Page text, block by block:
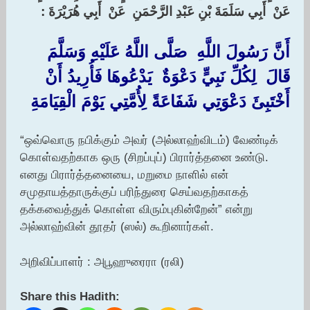
‏عَنْ ‏ ‏أَبِي سَلَمَةَ بْنِ عَبْدِ الرَّحْمَنِ ‏ ‏عَنْ ‏ ‏أَبِي هُرَيْرَةَ ‏:‏
‏أَنَّ رَسُولَ اللَّهِ ‏ ‏صَلَّى اللَّهُ عَلَيْهِ وَسَلَّمَ ‏
‏قَالَ ‏ ‏لِكُلِّ نَبِيٍّ دَعْوَةٌ ‏ ‏يَدْعُوهَا فَأُرِيدُ أَنْ
أَخْتَبِئَ دَعْوَتِي شَفَاعَةً لِأُمَّتِي يَوْمَ الْقِيَامَةِ
“ஒவ்வொரு நபிக்கும் அவர் (அல்லாஹ்விடம்) வேண்டிக்
கொள்வதற்காக ஒரு (சிறப்புப்) பிரார்த்தனை உண்டு.
எனது பிரார்த்தனையை, மறுமை நாளில் என்
சமுதாயத்தாருக்குப் பரிந்துரை செய்வதற்காகத்
தக்கவைத்துக் கொள்ள விரும்புகின்றேன்” என்று
அல்லாஹ்வின் தூதர் (ஸல்) கூறினார்கள்.
அறிவிப்பாளர் : அபூஹுரைரா (ரலி)
Share this Hadith: